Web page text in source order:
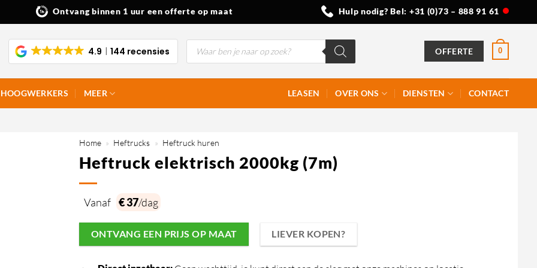
Ontvang binnen 1 uur een offerte op maat Hulp nodig? Bel: +31 (0)73 – 888 91 61
4.9 144 recensies
Producten
zoeken
OFFERTE 0
HOOGWERKERS MEER LEASEN OVER ONS DIENSTEN CONTACT
Home » Heftrucks » Heftruck huren
Heftruck elektrisch 2000kg (7m)
Vanaf € 37/dag
ONTVANG EEN PRIJS OP MAAT LIEVER KOPEN?